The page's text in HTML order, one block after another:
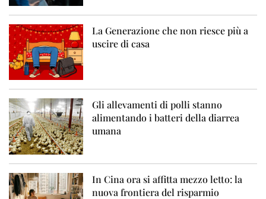
La Generazione che non riesce più a
uscire di casa
Gli allevamenti di polli stanno
alimentando i batteri della diarrea
umana
In Cina ora si affitta mezzo letto: la
nuova frontiera del risparmio